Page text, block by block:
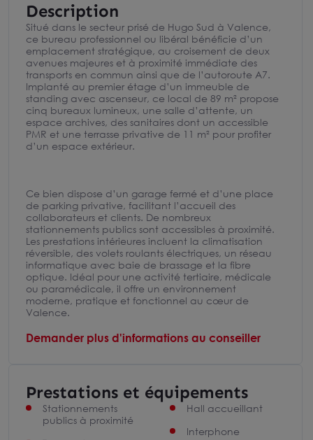
Description
Situé dans le secteur prisé de Hugo Sud à Valence,
ce bureau professionnel ou libéral bénéficie d’un
emplacement stratégique, au croisement de deux
avenues majeures et à proximité immédiate des
transports en commun ainsi que de l’autoroute A7.
Implanté au premier étage d’un immeuble de
standing avec ascenseur, ce local de 89 m² propose
cinq bureaux lumineux, une salle d’attente, un
espace archives, des sanitaires dont un accessible
PMR et une terrasse privative de 11 m² pour profiter
d’un espace extérieur.
Ce bien dispose d’un garage fermé et d’une place
de parking privative, facilitant l’accueil des
collaborateurs et clients. De nombreux
stationnements publics sont accessibles à proximité.
Les prestations intérieures incluent la climatisation
réversible, des volets roulants électriques, un réseau
informatique avec baie de brassage et la fibre
optique. Idéal pour une activité tertiaire, médicale
ou paramédicale, il offre un environnement
moderne, pratique et fonctionnel au cœur de
Valence.
Demander plus d'informations au conseiller
Prestations et équipements
Stationnements
publics à proximité
Hall accueillant
Interphone